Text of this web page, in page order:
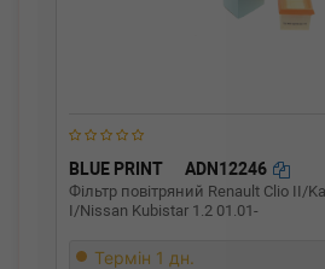
BLUE PRINT ADN12246
Фільтр повітряний Renault Clio II/
I/Nissan Kubistar 1.2 01.01-
Термін 1 дн.